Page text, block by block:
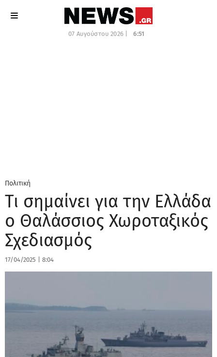
07 Αυγούστου 2026 | 6:51
Πολιτική
Τι σημαίνει για την Ελλάδα
ο Θαλάσσιος Χωροταξικός
Σχεδιασμός
17/04/2025 8:04